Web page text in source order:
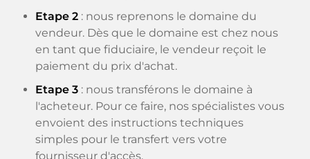
Etape 2 : nous reprenons le domaine du
vendeur. Dès que le domaine est chez nous
en tant que fiduciaire, le vendeur reçoit le
paiement du prix d'achat.
Etape 3 : nous transférons le domaine à
l'acheteur. Pour ce faire, nos spécialistes vous
envoient des instructions techniques
simples pour le transfert vers votre
fournisseur d'accès.